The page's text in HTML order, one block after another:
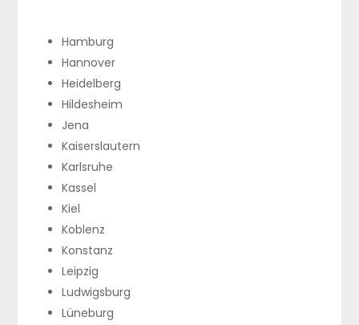
Hamburg
Hannover
Heidelberg
Hildesheim
Jena
Kaiserslautern
Karlsruhe
Kassel
Kiel
Koblenz
Konstanz
Leipzig
Ludwigsburg
Lüneburg